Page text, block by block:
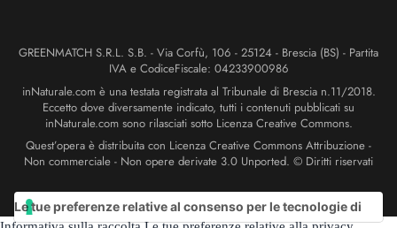
GREENMATCH S.R.L. S.B. - Via Corfù, 106 - 25124 - Brescia (BS) - Partita
IVA e CodiceFiscale: 04233900986
inNaturale.com è una testata registrata al Tribunale di Brescia n.11/2018.
Eccetto dove diversamente indicato, tutti i contenuti pubblicati su
inNaturale.com sono rilasciati sotto Licenza Creative Commons.
Quest’opera è distribuita con Licenza Creative Commons Attribuzione -
Non commerciale - Non opere derivate 3.0 Unported. © Diritti riservati
Le tue preferenze relative al consenso per le tecnologie di